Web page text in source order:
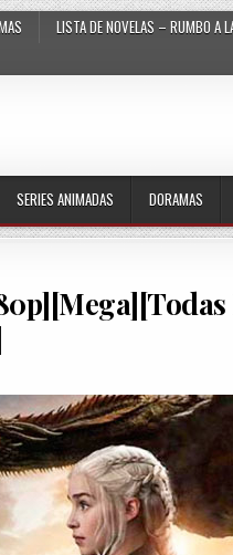
LISTA DE NOVELAS – RUMBO A
SERIES ANIMADAS DORAMAS